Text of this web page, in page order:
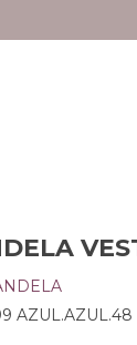
AZUL.AZUL.48